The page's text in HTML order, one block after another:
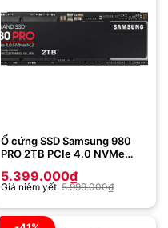
Ổ cứng SSD Samsung 980
PRO 2TB PCIe 4.0 NVMe
5.399.000₫
Giá niêm yết: 5.999.000₫